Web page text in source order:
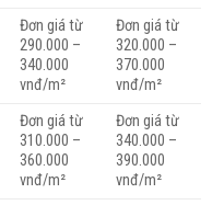
Đơn giá từ
290.000 –
340.000
vnđ/m²
Đơn giá từ
320.000 –
370.000
vnđ/m²
Đơn giá từ
310.000 –
360.000
vnđ/m²
Đơn giá từ
340.000 –
390.000
vnđ/m²